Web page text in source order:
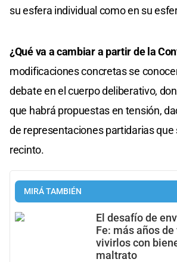
su esfera individual como en su
¿Qué va a cambiar a partir de la
modificaciones concretas se
debate en el cuerpo deliberativo,
que habrá propuestas en tensión,
de representaciones partidarias que
recinto.
MIRÁ TAMBIÉN
El desafío de
Fe: más años
vivirlos con
maltrato